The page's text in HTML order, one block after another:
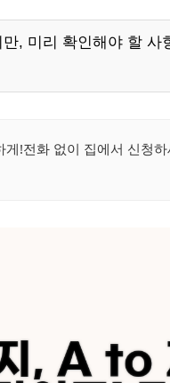
, 미리 확인해야 할
게!전화 없이 집에서 신청